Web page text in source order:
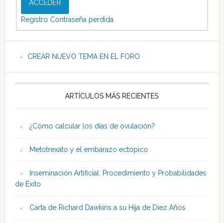
ACCEDER
Registro Contraseña perdida
CREAR NUEVO TEMA EN EL FORO
ARTÍCULOS MÁS RECIENTES
¿Cómo calcular los días de ovulación?
Metotrexato y el embarazo ectópico
Inseminación Artificial: Procedimiento y Probabilidades
de Éxito
Carta de Richard Dawkins a su Hija de Diez Años